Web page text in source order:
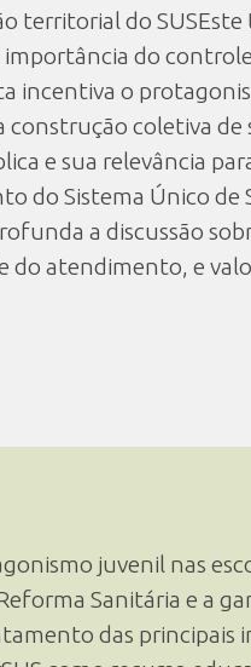
territorial do
do
incentiva o
coletiva de
e sua relevância
do Sistema Único de
a discussão
atendimento, e
juvenil nas
Sanitária e a
das principais